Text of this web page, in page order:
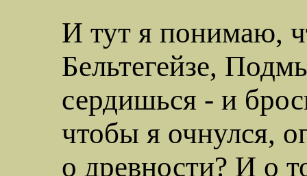
И тут я понимаю,
Бельтегейзе,
сердишься - и
чтобы я очнулся,
о древности? И о